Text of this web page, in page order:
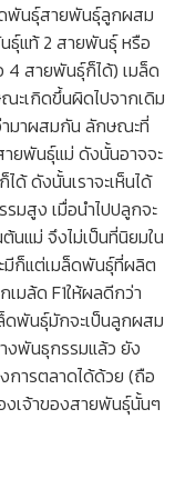
ดพันธุ์สายพันธุ์ลูกผสม
ธุ์แท้ 2 สายพันธุ์ หรือ
4 สายพันธุ์ก็ได้) เมล็ด
ะเกิดขึ้นผิดไปจากเดิม
ามาผสมกัน ลักษณะที่
ยพันธุ์แม่ ดังนั้นอาจจะ
ด้ ดังนั้นเราจะเห็นได้
มสูง เมื่อนำไปปลูกจะ
นแม่ จึงไม่เป็นที่นิยมใน
มีก็แต่เมล็ดพันธุ์ที่ผลิต
เมล้ด F1ให้ผลดีกว่า
พันธุ์มักจะเป็นลูกผสม
งพันธุกรรมแล้ว ยัง
การตลาดได้ด้วย (ถือ
งเจ้าของสายพันธุ์นั้นๆ